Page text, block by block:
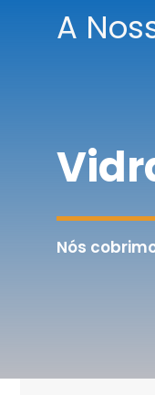
A
Nós